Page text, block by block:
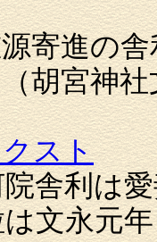
進の舎
胡宮神
スト
舎利は
文永元